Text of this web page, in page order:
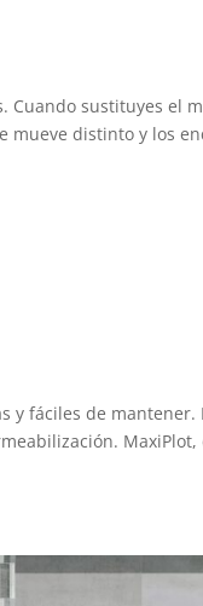
Cuando sustituyes el
mueve distinto y los
fáciles de mantener.
MaxiPlot,